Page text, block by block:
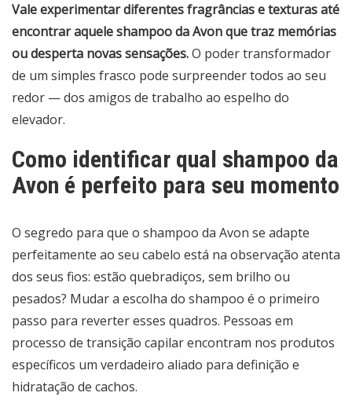
Vale experimentar diferentes fragrâncias e texturas até
encontrar aquele shampoo da Avon que traz memórias
ou desperta novas sensações.O poder transformador
de um simples frasco pode surpreender todos ao seu
redor — dos amigos de trabalho ao espelho do
elevador.
Como identificar qual shampoo da
Avon é perfeito para seu momento
O segredo para que o shampoo da Avon se adapte
perfeitamente ao seu cabelo está na observação atenta
dos seus fios: estão quebradiços, sem brilho ou
pesados? Mudar a escolha do shampoo é o primeiro
passo para reverter esses quadros. Pessoas em
processo de transição capilar encontram nos produtos
específicos um verdadeiro aliado para definição e
hidratação de cachos.